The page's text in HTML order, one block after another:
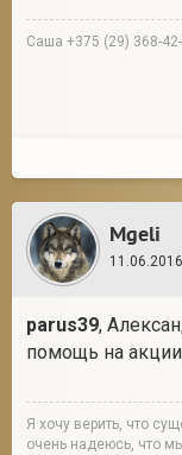
Саша +375 (29) 368-
Mgeli
parus39,
помощь на
Я хочу верить, что
очень надеюсь, что